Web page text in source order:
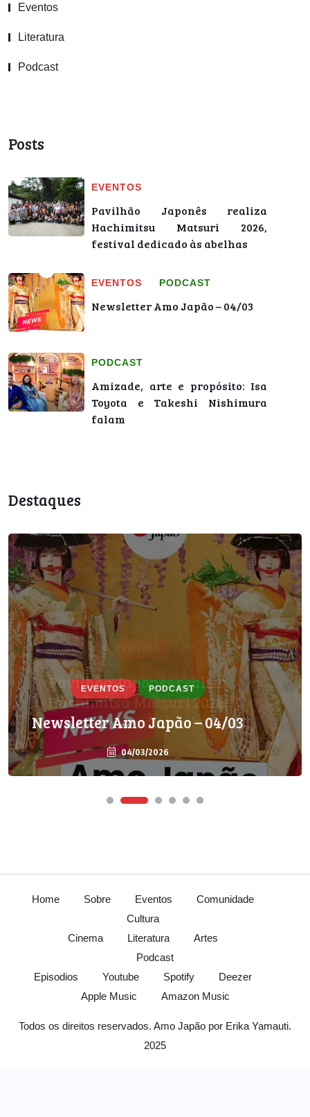
Eventos
Literatura
Podcast
Posts
EVENTOS
Pavilhão Japonês realiza
Hachimitsu Matsuri 2026,
festival dedicado às abelhas
EVENTOS PODCAST
Newsletter Amo Japão – 04/03
PODCAST
Amizade, arte e propósito: Isa
Toyota e Takeshi Nishimura
falam
Destaques
EVENTOS PODCAST
Newsletter Amo Japão – 04/03
04/03/2026
Home Sobre Eventos
Comunidade
Cultura
Cinema
Literatura
Artes
Podcast
Episodios
Youtube Spotify
Deezer
Apple Music
Amazon Music
Todos os direitos reservados. Amo Japão por Erika Yamauti.
2025